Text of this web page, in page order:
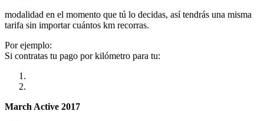
modalidad en el momento que tú lo decidas, así tendrás una misma
tarifa sin importar cuántos km recorras.
Por ejemplo:
Si contratas tu pago por kilómetro para tu:
March Active 2017